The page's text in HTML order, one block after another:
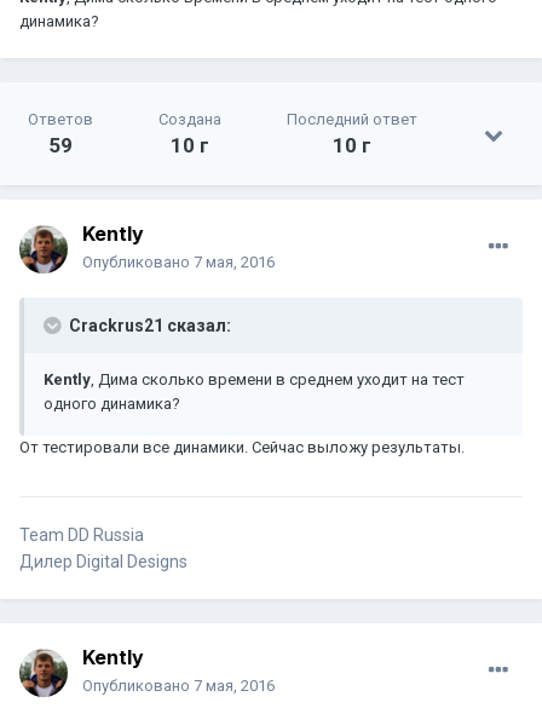
динамика?
Ответов
59
Создана
10 г
Последний ответ
10 г
Kently
Опубликовано 7 мая, 2016
Crackrus21 сказал:
Kently, Дима сколько времени в среднем уходит на тест
одного динамика?
От тестировали все динамики. Сейчас выложу результаты.
Team DD Russia
Дилер Digital Designs
Kently
Опубликовано 7 мая, 2016